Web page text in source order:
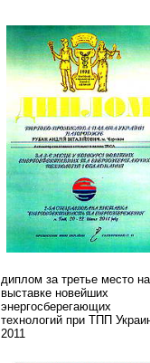
диплом за третье место на
выставке новейших
энергосберегающих
технологий при ТПП
2011